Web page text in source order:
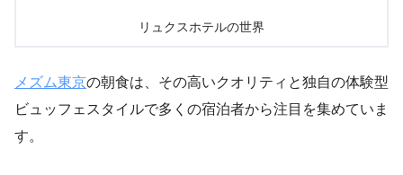
リュクスホテルの世界
メズム東京の朝食は、その高いクオリティと独自の体験型
ビュッフェスタイルで多くの宿泊者から注目を集めていま
す。